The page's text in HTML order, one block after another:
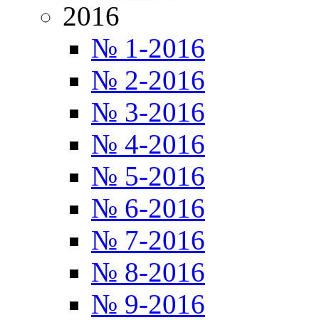
2016
№ 1-2016
№ 2-2016
№ 3-2016
№ 4-2016
№ 5-2016
№ 6-2016
№ 7-2016
№ 8-2016
№ 9-2016